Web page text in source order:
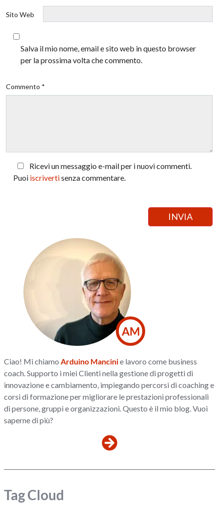
Sito Web
Salva il mio nome, email e sito web in questo browser
per la prossima volta che commento.
Commento *
Ricevi un messaggio e-mail per i nuovi commenti.
Puoi iscrivertisenza commentare.
AM
Ciao! Mi chiamoArduino Mancinie lavoro come business
coach. Supporto i miei Clienti nella gestione di progetti di
innovazione e cambiamento, impiegando percorsi di coaching e
corsi di formazione per migliorare le prestazioni professionali
di persone, gruppi e organizzazioni. Questo è il mio blog. Vuoi
saperne di più?
Tag Cloud